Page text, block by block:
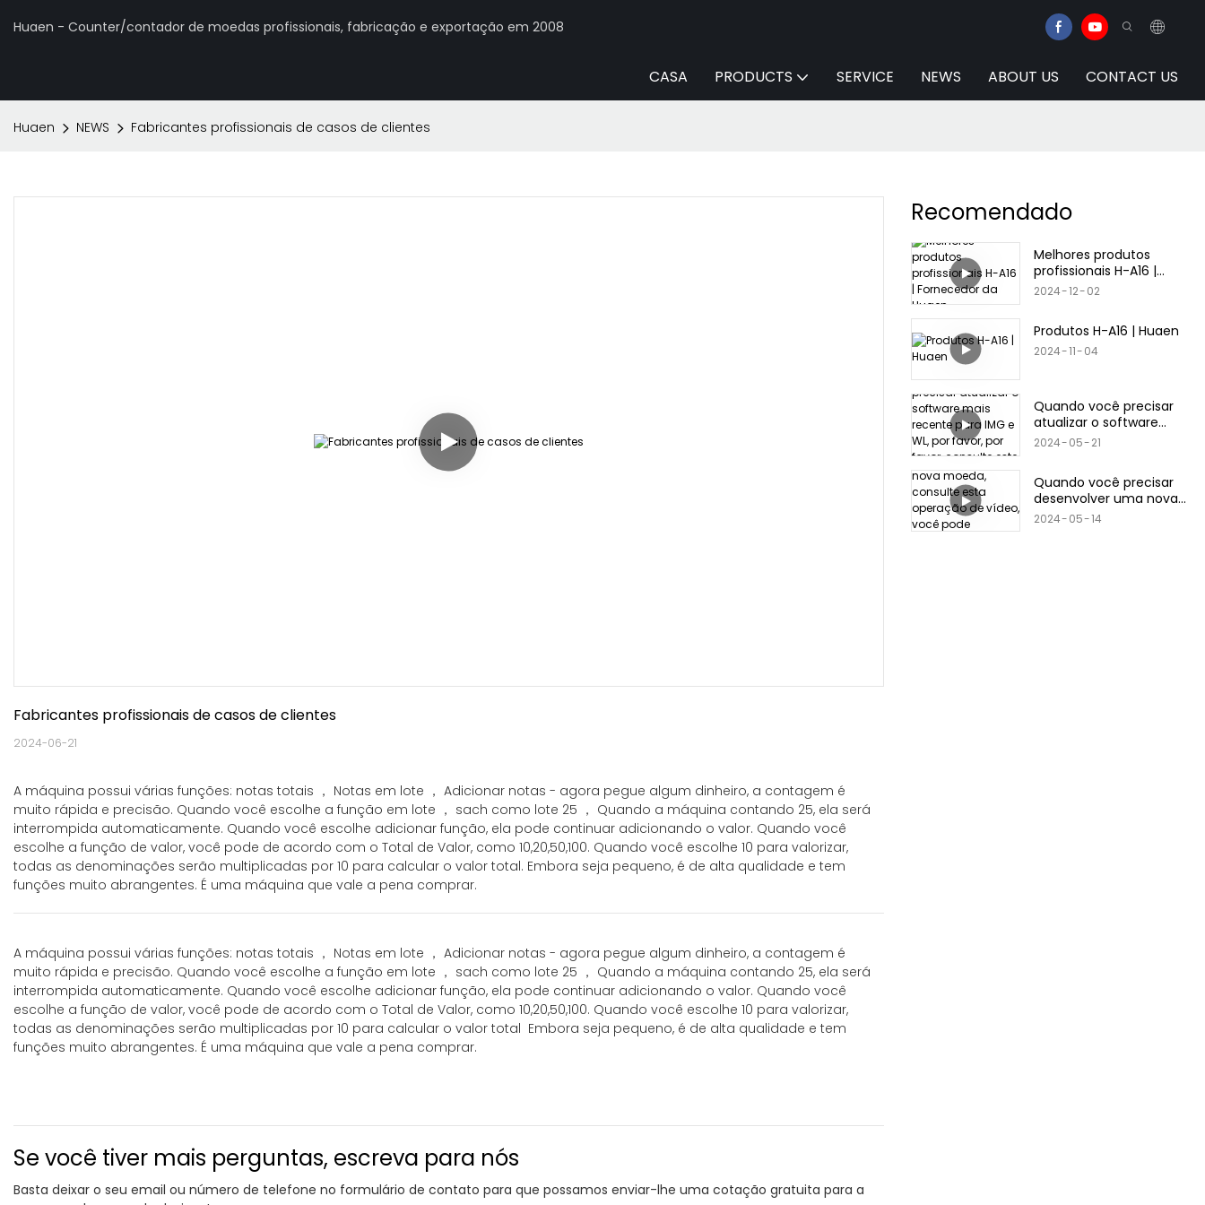
Huaen - Counter/contador de moedas profissionais, fabricação e exportação em 2008
CASA PRODUCTS SERVICE NEWS ABOUT US CONTACT US
Huaen NEWS Fabricantes profissionais de casos de clientes
Fabricantes profissionais de casos de clientes
2024-06-21
A máquina possui várias funções: notas totais ， Notas em lote ， Adicionar notas - agora pegue algum dinheiro, a contagem é
muito rápida e precisão. Quando você escolhe a função em lote ， sach como lote 25 ， Quando a máquina contando 25, ela será
interrompida automaticamente. Quando você escolhe adicionar função, ela pode continuar adicionando o valor. Quando você
escolhe a função de valor, você pode de acordo com o Total de Valor, como 10,20,50,100. Quando você escolhe 10 para valorizar,
todas as denominações serão multiplicadas por 10 para calcular o valor total. Embora seja pequeno, é de alta qualidade e tem
funções muito abrangentes. É uma máquina que vale a pena comprar.
A máquina possui várias funções: notas totais ， Notas em lote ， Adicionar notas - agora pegue algum dinheiro, a contagem é
muito rápida e precisão. Quando você escolhe a função em lote ， sach como lote 25 ， Quando a máquina contando 25, ela será
interrompida automaticamente. Quando você escolhe adicionar função, ela pode continuar adicionando o valor. Quando você
escolhe a função de valor, você pode de acordo com o Total de Valor, como 10,20,50,100. Quando você escolhe 10 para valorizar,
todas as denominações serão multiplicadas por 10 para calcular o valor total Embora seja pequeno, é de alta qualidade e tem
funções muito abrangentes. É uma máquina que vale a pena comprar.
Se você tiver mais perguntas, escreva para nós
Basta deixar o seu email ou número de telefone no formulário de contato para que possamos enviar-lhe uma cotação gratuita para a
Recomendado
Melhores produtos
profissionais H-A16 |
Fornecedor da Huaen
2024 12 02
Produtos H-A16 | Huaen
2024 11 04
Quando você precisar
atualizar o software
mais recente para IMG e
2024 05 21
Quando você precisar
desenvolver uma nova
moeda, consulte esta
2024 05 14